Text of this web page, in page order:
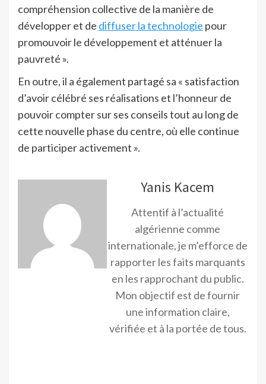
compréhension collective de la manière de
développer et de diffuser la technologie pour
promouvoir le développement et atténuer la
pauvreté ».
En outre, il a également partagé sa « satisfaction
d’avoir célébré ses réalisations et l’honneur de
pouvoir compter sur ses conseils tout au long de
cette nouvelle phase du centre, où elle continue
de participer activement ».
Yanis Kacem
Attentif à l’actualité
algérienne comme
internationale, je m’efforce de
rapporter les faits marquants
en les rapprochant du public.
Mon objectif est de fournir
une information claire,
vérifiée et à la portée de tous.